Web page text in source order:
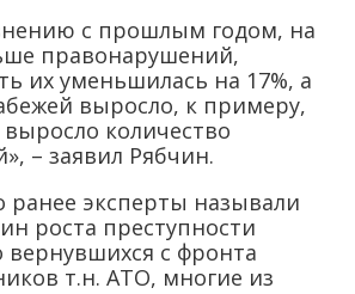
с прошлым годом, на
правонарушений,
их уменьшилась на 17%, а
выросло, к примеру,
выросло количество
– заявил Рябчин.
эксперты называли
роста преступности
вернувшихся с фронта
т.н. АТО, многие из